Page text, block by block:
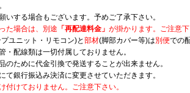
いする場合もございます。予めご了承下さい。
た場合は、別途 「再配達料金」 が掛かります。ご注意下
ユニット・リモコン)と部材(脚部カバー等)は別便での
配線類は一切付属しておりません。
ために代金引換で発送することが出来ません。
銀行振込み決済に変更させていただきます。
付けておりません。ご注意下さい。